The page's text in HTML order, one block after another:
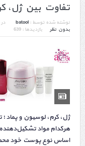
تفاوت بین ژل،
نوشته شده توسط : batool
بدون نظر
بازدیدها : 639
ژل، کرم، لوسیون و پماد
هرکدام مواد
اساس نوع پوست خود